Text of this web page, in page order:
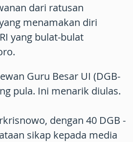
dari ratusan
menamakan diri
yang bulat-bulat
Guru Besar UI (DGB-
pula. Ini menarik diulas.
dengan 40 DGB -
sikap kepada media